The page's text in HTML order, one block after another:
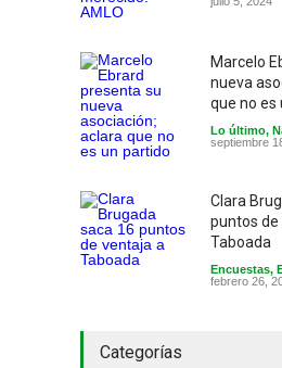
Marcelo
nueva
que no es
Lo último,
septiembre
Clara
puntos de
Taboada
Encuestas,
febrero 26,
Categorías